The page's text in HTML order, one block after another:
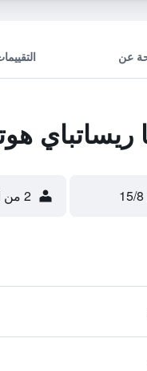
عن
2 من الضيوف، غرفة واحدة